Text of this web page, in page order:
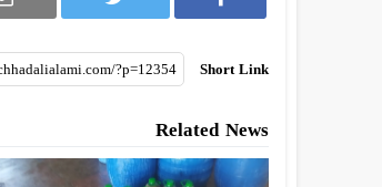
Short Link
Related News